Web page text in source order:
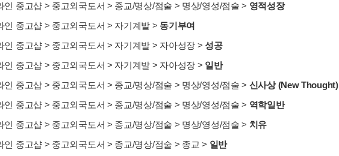
인 중고샵> 중고외국도서 > 종교/명상/점술 > 명상/영성/점술 > 영적성장
인 중고샵> 중고외국도서 > 자기계발 > 동기부여
인 중고샵> 중고외국도서 > 자기계발 > 자아성장 >성공
인 중고샵> 중고외국도서 > 자기계발 > 자아성장 > 일반
인 중고샵> 중고외국도서 > 종교/명상/점술 > 명상/영성/점술 > 신사상 (New Thought)
인 중고샵> 중고외국도서 > 종교/명상/점술 > 명상/영성/점술 > 역학일반
인 중고샵> 중고외국도서 > 종교/명상/점술 > 명상/영성/점술 > 치유
인 중고샵> 중고외국도서 > 종교/명상/점술 > 종교 > 일반